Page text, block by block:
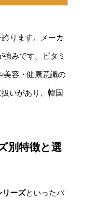
ります。メーカ
みです。ビタミ
美容・健康意識の
いがあり、韓国
別特徴と選
ーズといったバ